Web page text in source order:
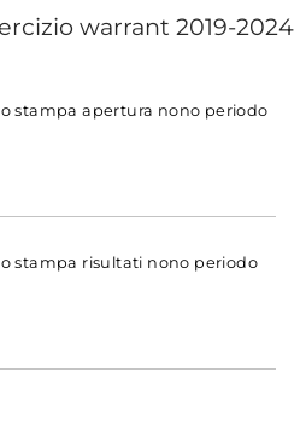
warrant 2019-2024
stampa apertura nono periodo
stampa risultati nono periodo